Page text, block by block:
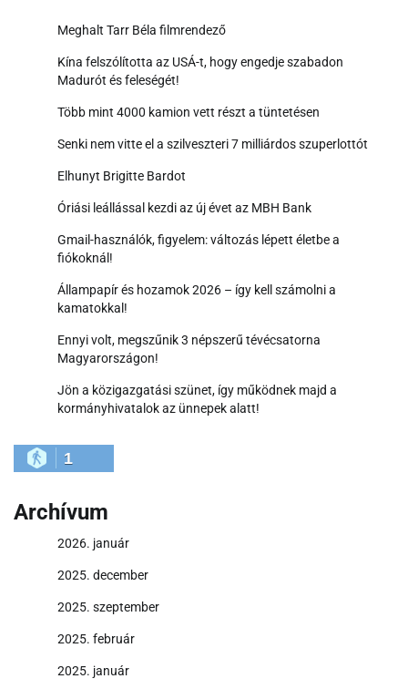
Meghalt Tarr Béla filmrendező
Kína felszólította az USÁ-t, hogy engedje szabadon
Madurót és feleségét!
Több mint 4000 kamion vett részt a tüntetésen
Senki nem vitte el a szilveszteri 7 milliárdos szuperlottót
Elhunyt Brigitte Bardot
Óriási leállással kezdi az új évet az MBH Bank
Gmail-használók, figyelem: változás lépett életbe a
fiókoknál!
Állampapír és hozamok 2026 – így kell számolni a
kamatokkal!
Ennyi volt, megszűnik 3 népszerű tévécsatorna
Magyarországon!
Jön a közigazgatási szünet, így működnek majd a
kormányhivatalok az ünnepek alatt!
1
Archívum
2026. január
2025. december
2025. szeptember
2025. február
2025. január